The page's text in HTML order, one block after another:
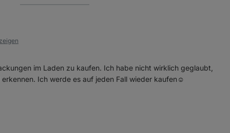
im Laden zu kaufen. Ich habe nicht wirklich geglaubt,
Ich werde es auf jeden Fall wieder kaufen☺️